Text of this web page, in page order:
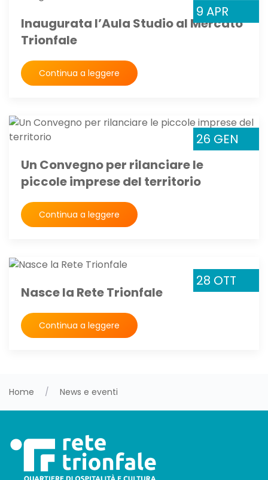
Inaugurata l’Aula Studio al Mercato
Trionfale
9 APR
Continua a leggere
Un Convegno per rilanciare le
piccole imprese del territorio
26 GEN
Continua a leggere
Nasce la Rete Trionfale
28 OTT
Continua a leggere
Home News e eventi